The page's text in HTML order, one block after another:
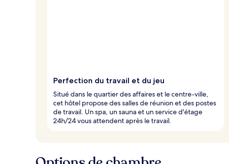
Perfection du travail et du jeu
Situé dans le quartier des affaires et le centre-ville,
cet hôtel propose des salles de réunion et des postes
de travail. Un spa, un sauna et un service d'étage
24h/24 vous attendent après le travail.